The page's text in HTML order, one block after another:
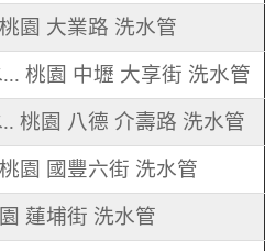
園 大業路 洗水管
桃園 中壢 大享街 洗水管
桃園 八德 介壽路 洗水管
園 國豐六街 洗水管
蓮埔街 洗水管